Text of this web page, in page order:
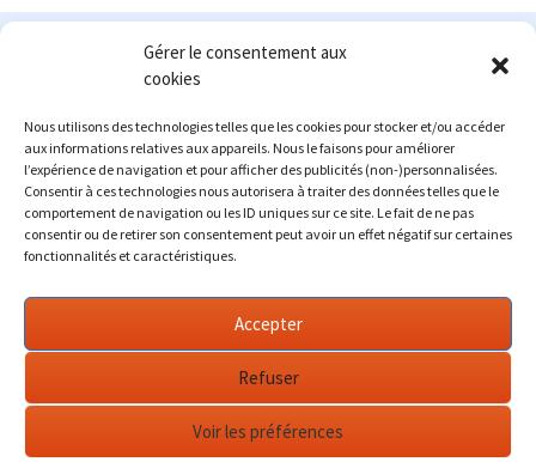
Gérer le consentement aux
cookies
Nous utilisons des technologies telles que les cookies pour stocker et/ou accéder
aux informations relatives aux appareils. Nous le faisons pour améliorer
l’expérience de navigation et pour afficher des publicités (non-)personnalisées.
Consentir à ces technologies nous autorisera à traiter des données telles que le
comportement de navigation ou les ID uniques sur ce site. Le fait de ne pas
consentir ou de retirer son consentement peut avoir un effet négatif sur certaines
fonctionnalités et caractéristiques.
Accepter
Refuser
Voir les préférences
Le site en quelques mots
: passionné d'automobile ancienne depuis de
nombreuses années, j'ai commencé à partager ma passion sur
internet à partir de 2009 au travers d'un blog qui a connu un relatif
succès. Fin 2013, je décide de prendre mon autonomie et me lancer
avec mon propre site : l'Automobile Ancienne.
Me contacter : alex(at)lautomobileancienne.com
Fièrement propulsé par WordPress